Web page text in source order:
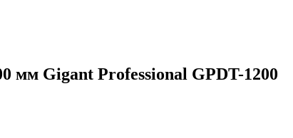
мм Gigant Professional GPDT-1200